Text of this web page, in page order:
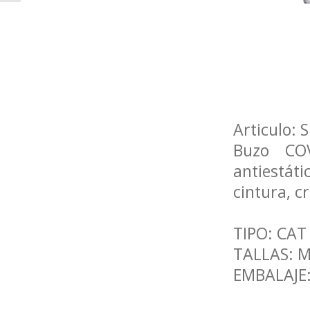
Articulo:
Buzo
cintura,
TIPO:
TALLAS: